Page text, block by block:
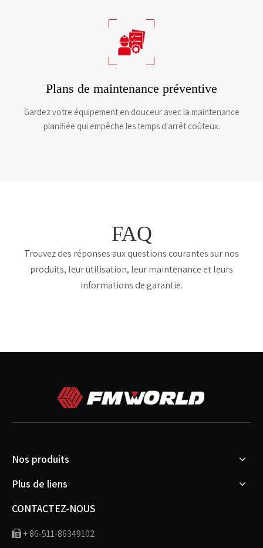
Plans de maintenance préventive
Gardez votre équipement en douceur avec la maintenance
planifiée qui empêche les temps d'arrêt coûteux.
FAQ
Trouvez des réponses aux questions courantes sur nos
produits, leur utilisation, leur maintenance et leurs
informations de garantie.
Nos produits
Plus de liens
CONTACTEZ-NOUS
 + 86-511-86349102